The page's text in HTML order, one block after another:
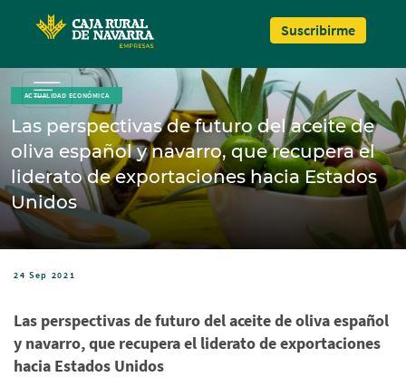
Suscribirme
ACTUALIDAD ECONÓMICA
Las perspectivas de futuro del aceite de
oliva español y navarro, que recupera el
liderato de exportaciones hacia Estados
Unidos
24 Sep 2021
Las perspectivas de futuro del aceite de oliva español
y navarro, que recupera el liderato de exportaciones
hacia Estados Unidos